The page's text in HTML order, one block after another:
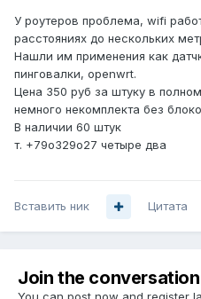
У роутеров проблема, wifi
расстояниях до нескольких
Нашли им применения как
пинговалки, openwrt.
Цена 350 руб за штуку в
немного некомплекта без
В наличии 60 штук
т. +79о329о27 четыре два
Вставить ник Цитата
Join the conversation